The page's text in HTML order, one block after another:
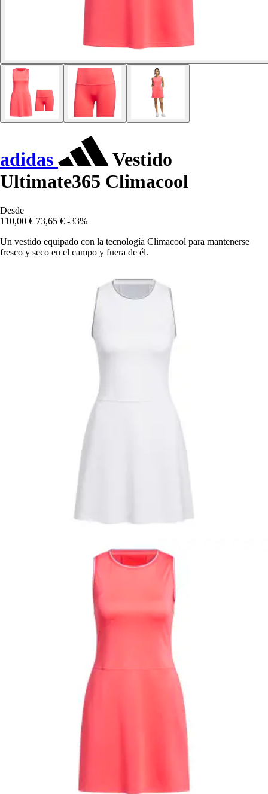
adidas
Vestido
Ultimate365 Climacool
Desde
110,00 € 73,65 € -33%
Un vestido equipado con la tecnología Climacool para mantenerse
fresco y seco en el campo y fuera de él.